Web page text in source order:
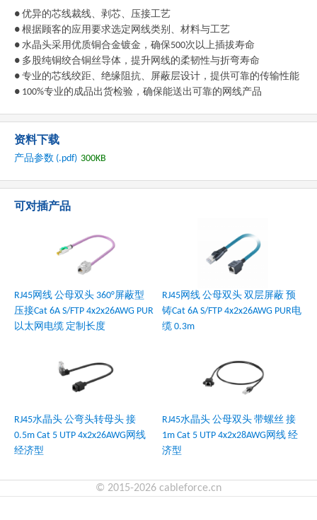
● 优异的芯线裁线、剥芯、压接工艺
● 根据顾客的应用要求选定网线类别、材料与工艺
● 水晶头采用优质铜合金镀金，确保500次以上插拔寿命
● 多股纯铜绞合铜丝导体，提升网线的柔韧性与折弯寿命
● 专业的芯线绞距、绝缘阻抗、屏蔽层设计，提供可靠的传输性能
● 100%专业的成品出货检验，确保能送出可靠的网线产品
资料下载
产品参数 (.pdf) 300KB
可对插产品
RJ45网线 公母双头 360°屏蔽型
压接Cat 6A S/FTP 4x2x26AWG PUR
以太网电缆 定制长度
RJ45网线 公母双头 双层屏蔽 预
铸Cat 6A S/FTP 4x2x26AWG PUR电
缆 0.3m
RJ45水晶头 公弯头转母头 接
0.5m Cat 5 UTP 4x2x26AWG网线
经济型
RJ45水晶头 公母双头 带螺丝 接
1m Cat 5 UTP 4x2x28AWG网线 经
济型
© 2015-2026 cableforce.cn